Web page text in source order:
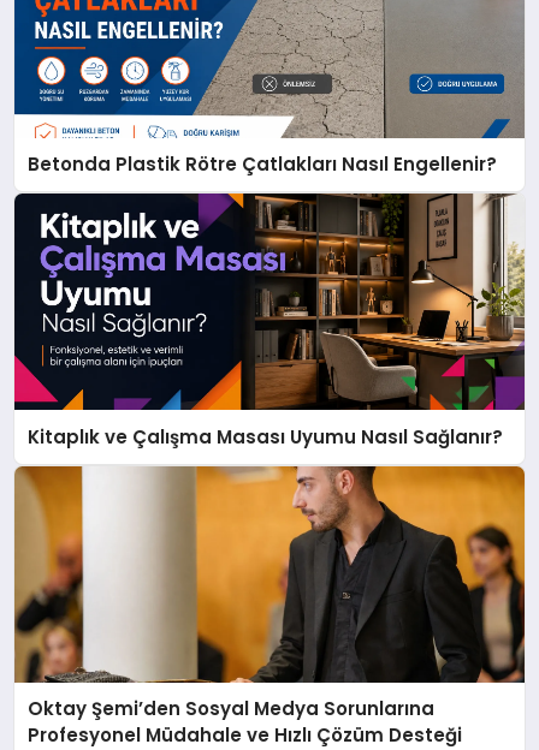
Betonda Plastik Rötre Çatlakları Nasıl Engellenir?
Kitaplık ve Çalışma Masası Uyumu Nasıl Sağlanır?
Oktay Şemi’den Sosyal Medya Sorunlarına
Profesyonel Müdahale ve Hızlı Çözüm Desteği